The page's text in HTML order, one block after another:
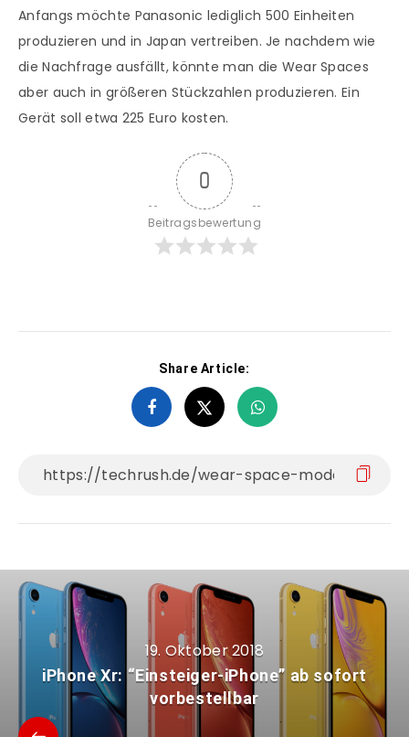
Anfangs möchte Panasonic lediglich 500 Einheiten
produzieren und in Japan vertreiben. Je nachdem wie
die Nachfrage ausfällt, könnte man die Wear Spaces
aber auch in größeren Stückzahlen produzieren. Ein
Gerät soll etwa 225 Euro kosten.
0
Beitragsbewertung
Share Article:
19. Oktober 2018
iPhone Xr: “Einsteiger-iPhone” ab sofort
vorbestellbar